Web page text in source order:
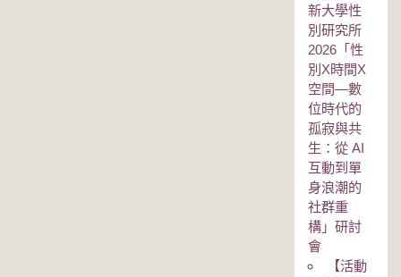
新大學性
別研究所
2026「性
別Χ時間Χ
空間—數
位時代的
孤寂與共
生：從 AI
互動到單
身浪潮的
社群重
構」研討
會
【活動